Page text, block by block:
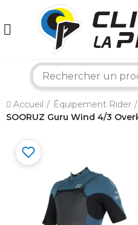
Accueil Équipement Rider
SOORUZ Guru Wind 4/3